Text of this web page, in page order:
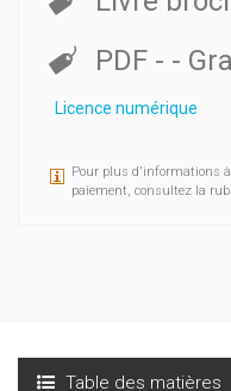
PDF - -
Licence numérique
Pour plus d'informations
paiement, consultez la
Table des matières